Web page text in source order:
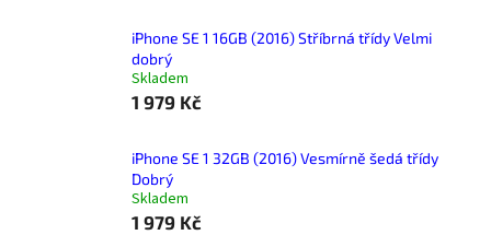
iPhone SE 1 16GB (2016) Stříbrná třídy Velmi
dobrý
Skladem
1 979 Kč
iPhone SE 1 32GB (2016) Vesmírně šedá třídy
Dobrý
Skladem
1 979 Kč